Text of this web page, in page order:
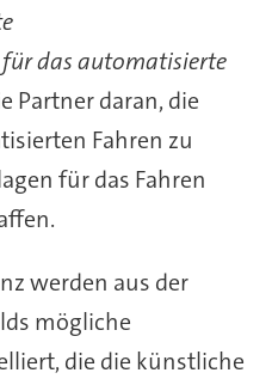
das automatisierte
Partner daran, die
Fahren zu
für das Fahren
werden aus der
mögliche
die die künstliche